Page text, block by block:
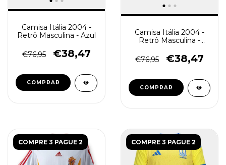
Camisa Itália 2004 -
Retrô Masculina - Azul
€76,95 €38,47
COMPRAR
Camisa Itália 2004 -
Retrô Masculina -
€76,95
€38,47
COMPRAR
COMPRE 3 PAGUE 2 COMPRE 3 PAGUE 2